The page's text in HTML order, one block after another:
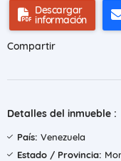
Descargar
información
Compartir
Detalles del inmueble :
País: Venezuela
Estado / Provincia: